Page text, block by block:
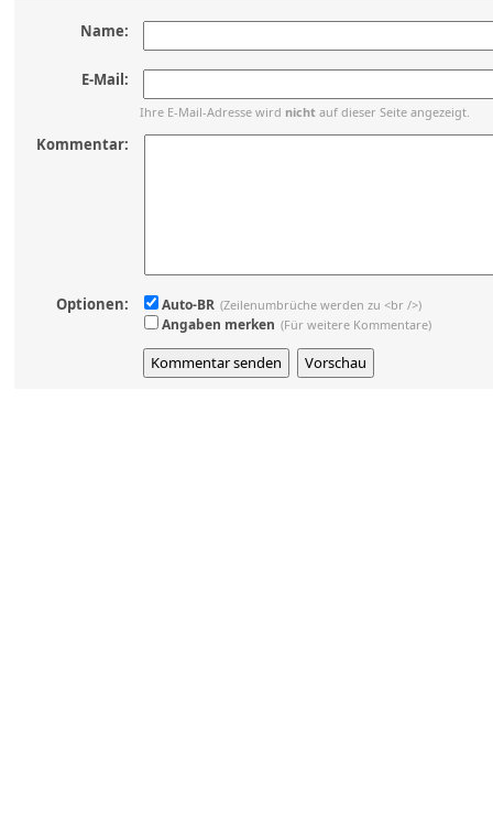
Name:
E-Mail:
Ihre E-Mail-Adresse wird nicht auf dieser Seite angezeigt.
Kommentar:
Optionen: Auto-BR (Zeilenumbrüche werden zu <br />)
Angaben merken (Für weitere Kommentare)